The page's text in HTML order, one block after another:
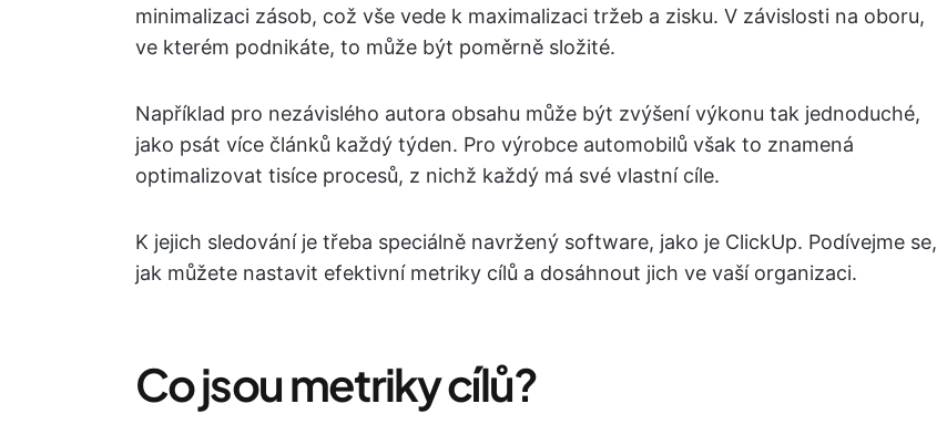
minimalizaci zásob, což vše vede k maximalizaci tržeb a zisku. V závislosti na oboru,
ve kterém podnikáte, to může být poměrně složité.
Například pro nezávislého autora obsahu může být zvýšení výkonu tak jednoduché,
jako psát více článků každý týden. Pro výrobce automobilů však to znamená
optimalizovat tisíce procesů, z nichž každý má své vlastní cíle.
K jejich sledování je třeba speciálně navržený software, jako je ClickUp. Podívejme se,
jak můžete nastavit efektivní metriky cílů a dosáhnout jich ve vaší organizaci.
Co jsou metriky cílů?